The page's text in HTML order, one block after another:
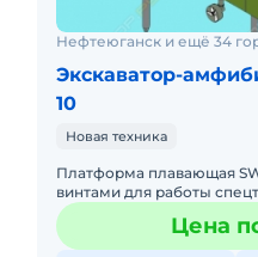
Нефтеюганск и ещё 34
Экскаватор-
10
Новая техника
Платформа плавающая
винтами для работы
глубиной до 5—6 метров.
индивидуально поЦена